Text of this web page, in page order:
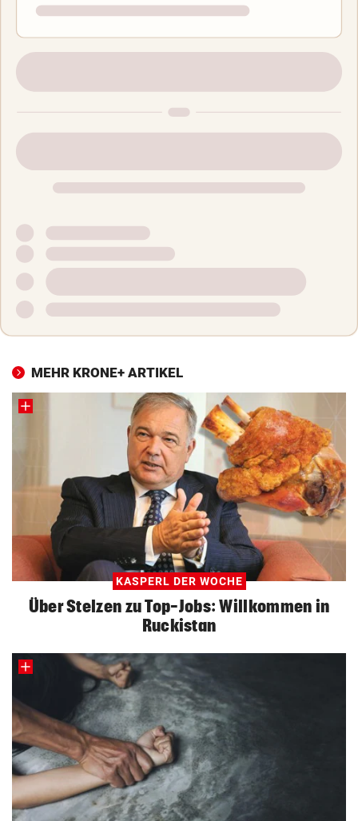
MEHR KRONE+ ARTIKEL
KASPERL DER WOCHE
Über Stelzen zu Top-Jobs: Willkommen in
Ruckistan